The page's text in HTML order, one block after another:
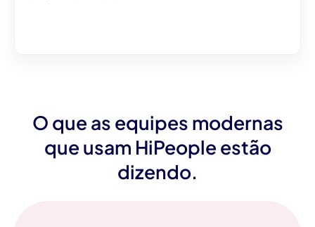
O que as equipes modernas
que usam HiPeople estão
dizendo.